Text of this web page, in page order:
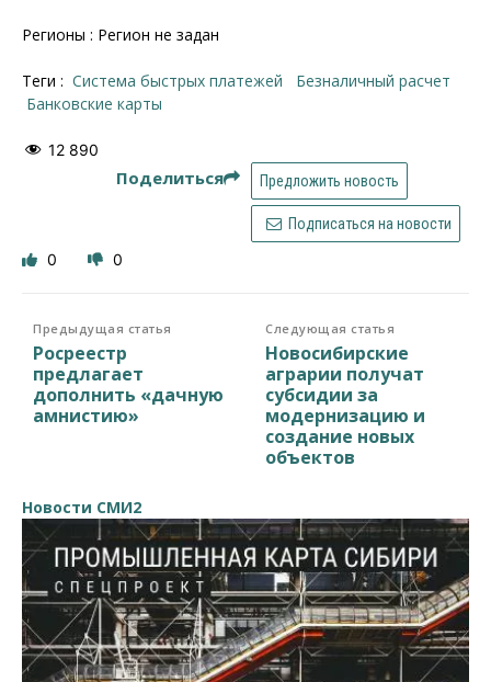
Регионы : Регион не задан
Теги : система быстрых платежей
безналичный расчет
банковские карты
12 890
Поделиться Предложить новость
Подписаться на новости
0 0
Предыдущая статья
Росреестр
предлагает
дополнить «дачную
амнистию»
Следующая статья
Новосибирские
аграрии получат
субсидии за
модернизацию и
создание новых
объектов
Новости СМИ2